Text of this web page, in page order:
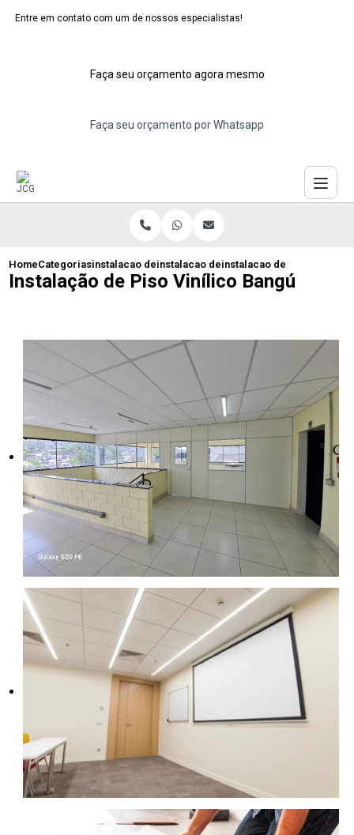
Entre em contato com um de nossos especialistas!
Faça seu orçamento agora mesmo
Faça seu orçamento por Whatsapp
HomeCategoriasinstalacao de pisos vinilicos
instalacao de piso vinilico para banheiro
instalacao de piso vinilico
Instalação de Piso Vinílico Bangú